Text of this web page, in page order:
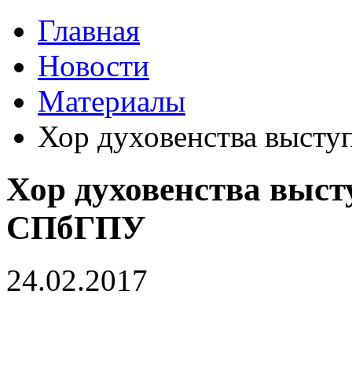
Главная
Новости
Материалы
Хор духовенства
Хор духовенства
СПбГПУ
24.02.2017